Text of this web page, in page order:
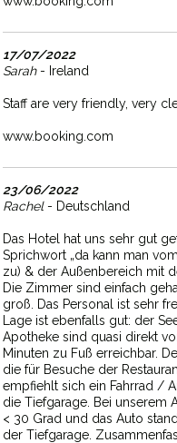
17/07/2022
Sarah - Ireland
Staff are very friendly, very
www.booking.com
23/06/2022
Rachel- Deutschland
Das Hotel hat uns sehr gut
Sprichwort „da kann man
zu) & der Außenbereich mit
Die Zimmer sind einfach
groß. Das Personal ist sehr
Lage ist ebenfalls gut: der
Apotheke sind quasi direkt
Minuten zu Fuß erreichbar.
die für Besuche der
empfiehlt sich ein Fahrrad /
die Tiefgarage. Bei unserem
< 30 Grad und das Auto
der Tiefgarage.